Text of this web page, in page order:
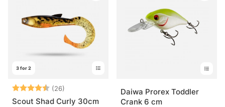
3 for 2
Arvio: (26)
4.7 5:sta tähdestä
Scout Shad Curly 30cm
Daiwa Prorex Toddler
Crank 6 cm